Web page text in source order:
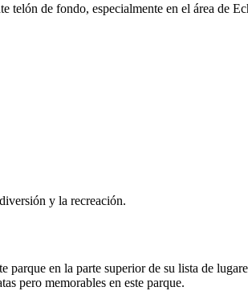
de fondo, especialmente en el área de
y la recreación.
parque en la parte superior de su lista de
pero memorables en este parque.